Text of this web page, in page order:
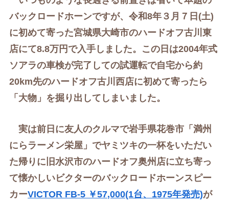
バックロードホーンですが、令和8年３月７日(土)
に初めて寄った宮城県大崎市のハードオフ古川東
店にて8.8万円で入手しました。 この日は2004年式
ソアラの車検が完了しての試運転で自宅から約
20km先のハードオフ古川西店に初めて寄ったら
「大物」を掘り出してしまいました。
実は前日に友人のクルマで岩手県花巻市「満州
にらラーメン栄屋」でヤミツキの一杯をいただい
た帰りに旧水沢市のハードオフ奥州店に立ち寄っ
て懐かしいビクターのバックロードホーンスピー
カーVICTOR FB-5 ￥57,000(1台、1975年発売)が